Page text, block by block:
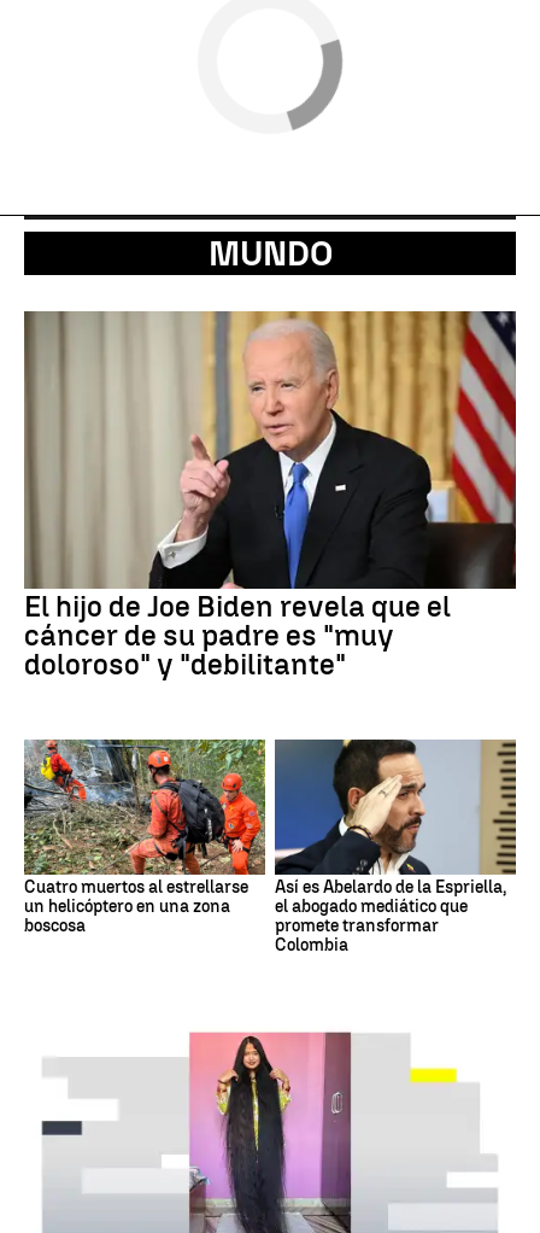
MUNDO
El hijo de Joe Biden revela que el
cáncer de su padre es "muy
doloroso" y "debilitante"
Cuatro muertos al estrellarse
un helicóptero en una zona
boscosa
Así es Abelardo de la Espriella,
el abogado mediático que
promete transformar
Colombia